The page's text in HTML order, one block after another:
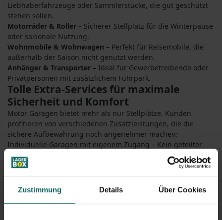
Zustimmung Details Über Cookies
Liebhaberfahrzeuge oder Sammlerstücke, die gut geschützt
stehen sollen.
Motorräder & Roller – Sicherer Stellplatz für die Winterpause
oder saisonale Nutzung.
Wohnmobile & Wohnwagen – Perfekt für Reisemobile, die
außerhalb der Saison nicht genutzt werden.
Anhänger & Transporter – Ideal für Gewerbetreibende oder
Privatpersonen mit zusätzlichem Fuhrpark.
Tolle Extra-Services für maximale
Sicherheit und Komfort
Motor Garagen bietet mehr als nur Stellplätze. Kunden
profitieren von verschiedenen Zusatzleistungen, die die
sichere Aufbewahrung noch angenehmer machen:
Individuelle Garagen mit eigenem Zugang – Kein geteilter
Stellplatz, sondern eine private Einheit.
Überdachte und witterungsgeschützte Lagerung – Optimaler
Schutz vor Regen, Schnee und UV-Strahlung.
Hohe Sicherheitsstandards – Alarmanlagen, gesicherte Tore
und Videoüberwachung sorgen für maximalen Schutz.
Flexible Mietoptionen – Kurz- und Langzeitmiete je nach